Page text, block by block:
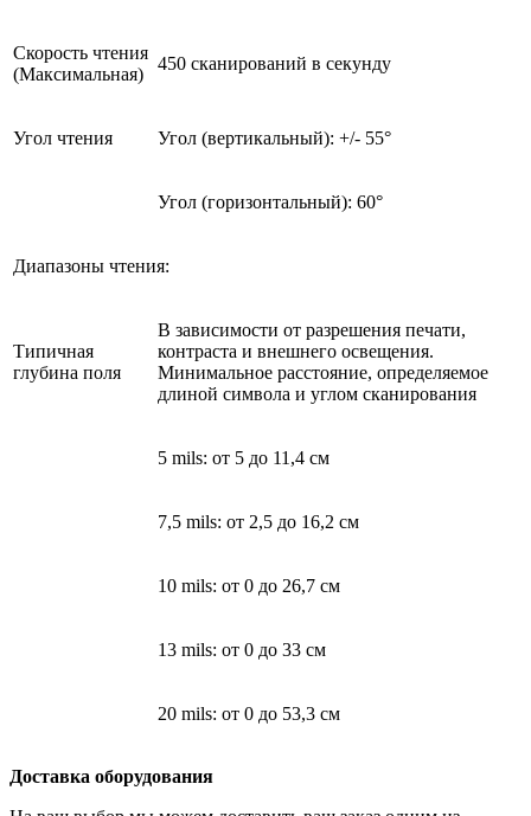
Скорость чтения
(Максимальная)
450 сканирований в секунду
Угол чтения Угол (вертикальный): +/- 55°
Угол (горизонтальный): 60°
Диапазоны чтения:
Типичная
глубина поля
В зависимости от разрешения печати,
контраста и внешнего освещения.
Минимальное расстояние, определяемое
длиной символа и углом сканирования
5 mils: от 5 до 11,4 см
7,5 mils: от 2,5 до 16,2 см
10 mils: от 0 до 26,7 см
13 mils: от 0 до 33 см
20 mils: от 0 до 53,3 см
Доставка оборудования